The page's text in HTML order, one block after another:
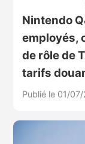
Nintendo
employés,
de rôle de
tarifs
Publié le 01/